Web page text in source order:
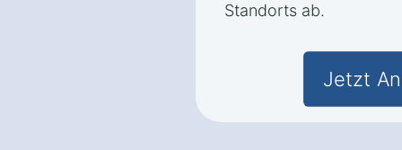
Standorts ab.
Jetzt